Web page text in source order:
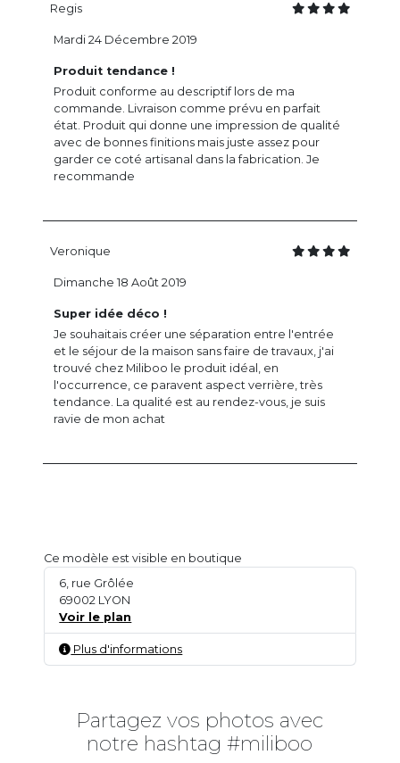
Regis
Produit tendance !
Produit conforme au descriptif lors de ma
commande. Livraison comme prévu en parfait
état. Produit qui donne une impression de qualité
avec de bonnes finitions mais juste assez pour
garder ce coté artisanal dans la fabrication. Je
recommande
Mardi 24 Décembre 2019
Veronique
Super idée déco !
Je souhaitais créer une séparation entre l'entrée
et le séjour de la maison sans faire de travaux, j'ai
trouvé chez Miliboo le produit idéal, en
l'occurrence, ce paravent aspect verrière, très
tendance. La qualité est au rendez-vous, je suis
ravie de mon achat
Dimanche 18 Août 2019
Ce modèle est visible en boutique
6, rue Grôlée
69002 LYON
Voir le plan
Plus d'informations
Partagez vos photos avec
notre hashtag #miliboo